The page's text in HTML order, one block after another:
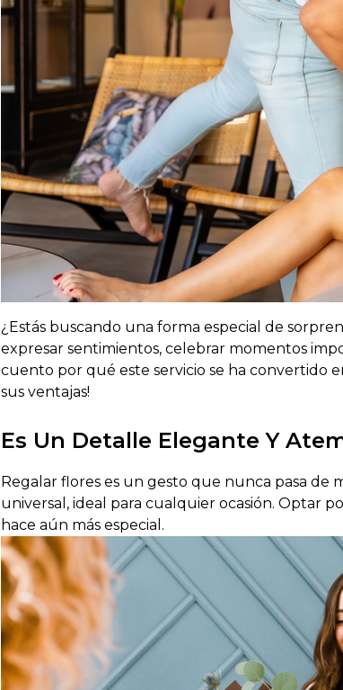
¿ Estás buscando una forma especial de
expresar sentimientos, celebrar momentos
cuento por qué este servicio se ha convertido
sus ventajas!
Es Un Detalle Elegante Y
Regalar flores es un gesto que nunca pasa de
universal, ideal para cualquier ocasión. Optar
hace aún más especial.